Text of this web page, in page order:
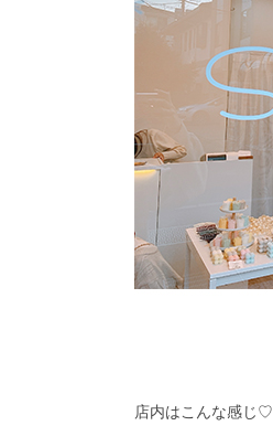
店内はこんな感じ♡